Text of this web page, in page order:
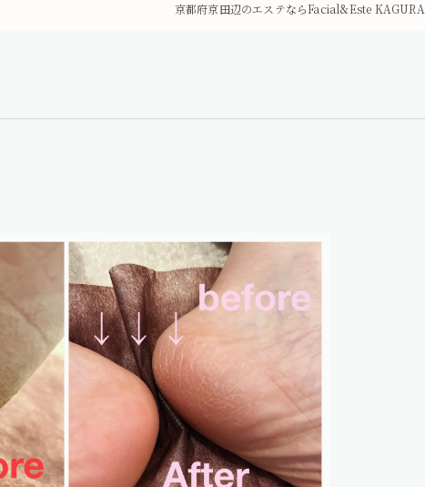
京都府京田辺のエステならFacial&Este KAGURA